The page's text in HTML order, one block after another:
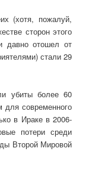
(хотя, пожалуй,
сторон этого
давно отошел от
стали 29
убиты более 60
для современного
в Ираке в 2006-
потери среди
Второй Мировой